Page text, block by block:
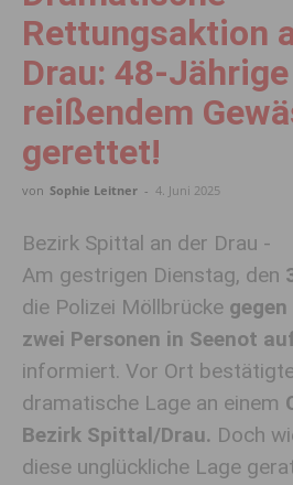
Rettungsaktion
Drau: 48-
reißendem
gerettet!
von Sophie Leitner - 4. Juni 2025
Bezirk Spittal an der Drau -
Am gestrigen Dienstag, den
die Polizei Möllbrücke
zwei Personen in Seenot
informiert. Vor Ort
dramatische Lage an einem
Bezirk Spittal/Drau. Doch
diese unglückliche Lage